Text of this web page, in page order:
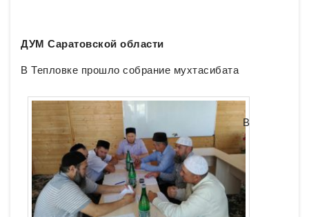
ДУМ Саратовской области
В Тепловке прошло собрание мухтасибата
В